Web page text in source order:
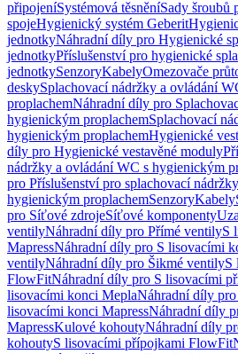
připojeníSystémová těsněníSady šroubů
spojeHygienický systém Geberit
jednotkyNáhradní díly pro Hygienické
jednotkyPříslušenství pro hygienické
jednotkySenzoryKabelyOmezovače
deskySplachovací nádržky a ovládání
proplachemNáhradní díly pro
hygienickým proplachemSplachovací
hygienickým proplachemHygienické
díly pro Hygienické vestavěné moduly
nádržky a ovládání WC s hygienickým
pro Příslušenství pro splachovací
hygienickým proplachemSenzoryKabely
pro Síťové zdrojeSíťové komponenty
ventilyNáhradní díly pro Přímé ventilyS
MapressNáhradní díly pro S lisovacími
ventilyNáhradní díly pro Šikmé ventilyS
FlowFitNáhradní díly pro S lisovacími
lisovacími konci MeplaNáhradní díly
lisovacími konci MapressNáhradní díly
MapressKulové kohoutyNáhradní díly
kohoutyS lisovacími přípojkami FlowFit